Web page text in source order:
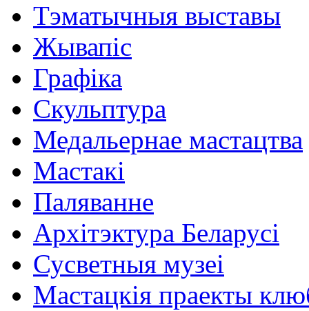
Тэматычныя выставы
Жывапіс
Графіка
Скульптура
Медальернае мастацтва
Мастакі
Паляванне
Архітэктура Беларусі
Сусветныя музеі
Мастацкія праекты